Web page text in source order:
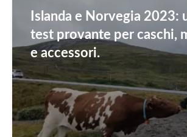
Islanda e Norvegia 2023:
test provante per caschi,
e accessori.